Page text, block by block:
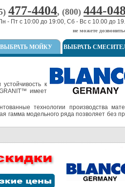
к
имеет
технологии производства
гамма модельного ряда позволяет без
477-4404, (800) 444-
- Пт с 10:00 до 19:00, Сб - Вс с 10.00 до
не можете
ВЫБРАТЬ
ВЫБРАТЬ МОЙКУ